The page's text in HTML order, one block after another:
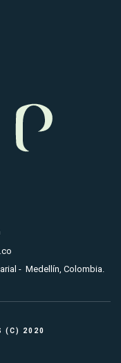
- Medellín, Colombia.
(C) 2020